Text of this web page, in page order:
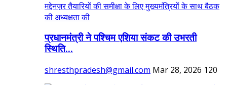
प्रधानमंत्री ने पश्चिम एशिया संकट की उभरती
स्थिति...
shresthpradesh@gmail.com Mar 28, 2026 120